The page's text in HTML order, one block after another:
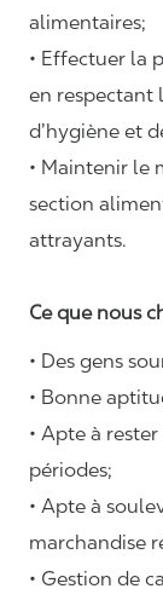
alimentaires;
• Effectuer la
en respectant
d’hygiène et
• Maintenir le
section
attrayants.
Ce que nous
• Des gens
• Bonne
• Apte à
périodes;
• Apte à
marchandise
• Gestion de